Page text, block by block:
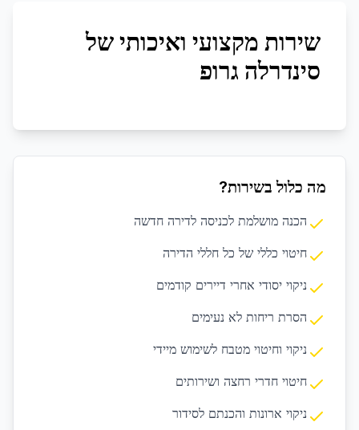
שירות מקצועי ואיכותי של
סינדרלה גרופ
מה כלול בשירות?
הכנה מושלמת לכניסה לדירה חדשה
חיטוי כללי של כל חללי הדירה
ניקוי יסודי אחרי דיירים קודמים
הסרת ריחות לא נעימים
ניקוי וחיטוי מטבח לשימוש מיידי
חיטוי חדרי רחצה ושירותים
ניקוי ארונות והכנתם לסידור